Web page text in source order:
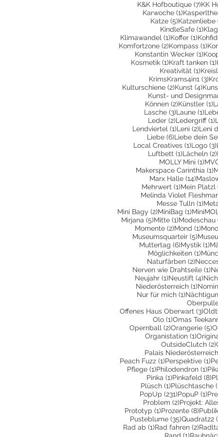
K&K Hofboutique (7)7
KK
Karwoche (1)1 Beitrag
Katze (5)5 Beiträge
Katzenliebe
KindleSafe (1)1
Klimawandel (1)1 Beitrag
Koffer (1)1
Komfortzone (2)2 Beiträge
Kompass (1)1
Konstantin Wecker (1)1
Kosmetik (1)1 Beitrag
Kraft tanken (1)
Kreativität (1)1
KrimsKrams4in1 (3)3
Kulturschiene (2)2 Beiträge
Kunst (4)4
Kunst- und
Können (2)2 Beiträge
Künstler (1)
Lasche (3)3 Beiträge
Laune (1)1
Leder (2)2 Beiträge
Ledergriff (1)
Lendviertel (1)1 Beitrag
Leni (2)2
Leni
Liebe (6)6 Beiträge
Liebe dein
Local Creatives (1)1 Beitrag
Logo (3)
Luftbett (1)1 Beitrag
Lächeln (2)
MOLLY Mini (1)1
Makerspace Carinthia (1)
Marx Halle (14)14
Mehrwert (1)1 Beitrag
Mein Platzl
Melinda Violet
Messe Tulln (1)1
Mini Bagy (2)2 Beiträge
MiniBag (1)1 Beitrag
Mirjana (5)5 Beiträge
Mitte (1)1 Beitrag
Modeschau
Momente (2)2 Beiträge
Mond (1)1
Museumsquarteir (5)5
Muttertag (6)6 Beiträge
Mystik (1)1
Möglichkeiten (1)1
Naturfärben (2)2
Nerven wie Drahtseile (1)1
Neujahr (1)1 Beitrag
Neustift (4)4
Niederösterreich (1)1
Nur für mich (1)1 Beitrag
Offenes Haus Oberwart (3)3
Olo (1)1 Beitrag
Omas
Opernball (2)2 Beiträge
Orangerie (5)5
Organistation (1)1
OutsideClutch (2)
Palais Niederösterreich
Peach Fuzz (1)1 Beitrag
Perspektive (1)1
Pflege (1)1 Beitrag
Philodendron (1)1
Pinka (1)1 Beitrag
Pinkafeld (8)8
Plüsch (1)1 Beitrag
Plüschtasche
PopUp (231)231 Beiträge
PopuP (1)1
Problem (2)2 Beiträge
Projekt:
Prototyp (1)1 Beitrag
Prozente (8)8
Pusteblume (35)35 Beiträge
Quadrat22
Rad ab (1)1 Beitrag
Rad fahren (2)2
1 Beitrag